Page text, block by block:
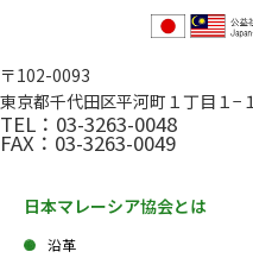
〒102-0093
東京都千代田区平河町１丁目１−１
TEL：03-3263-0048
FAX：03-3263-0049
日本マレーシア協会とは
沿革